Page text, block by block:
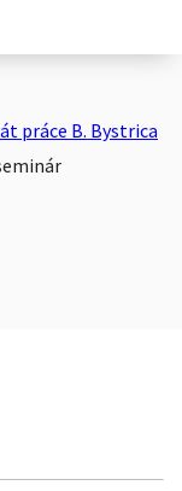
práce B. Bystrica